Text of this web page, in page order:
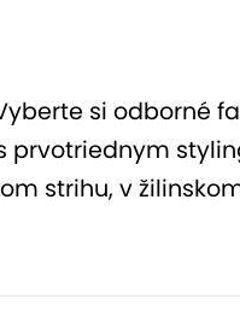
si odborné
strihu, v